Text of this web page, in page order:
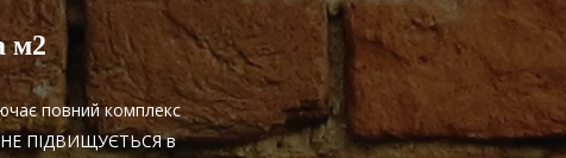
м2
повний комплекс
і НЕ ПІДВИЩУЄТЬСЯ в